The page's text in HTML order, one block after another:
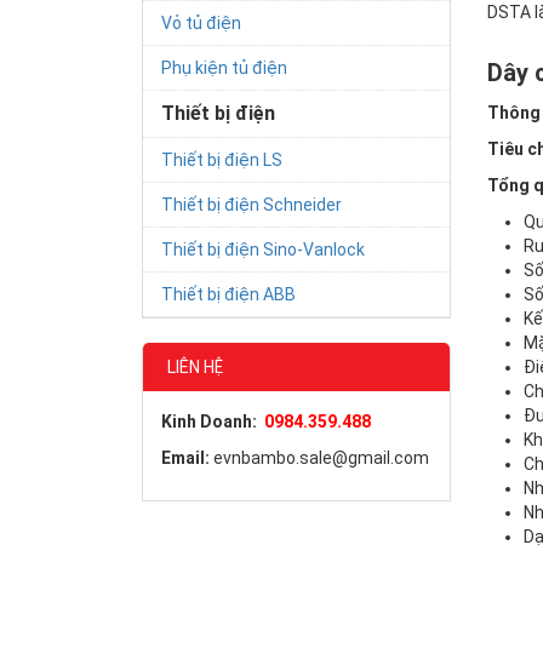
DSTA
Dây
Tiêu
Tổng
Vỏ tủ điện
Phụ kiện tủ điện
Thiết bị điện
Thiết bị điện LS
Thiết bị điện Schneider
Thiết bị điện Sino-Vanlock
Thiết bị điện ABB
LIÊN HỆ
Kinh Doanh: 0984.359.488
Email: evnbambo.sale@gmail.com